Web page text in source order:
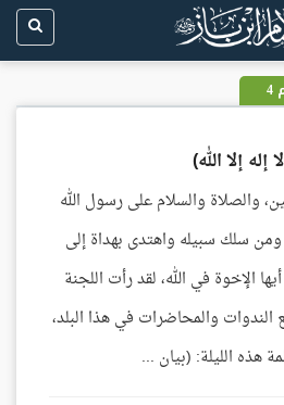
إلا الله)
والصلاة والسلام على رسول الله
سلك سبيله واهتدى بهداة إلى
الإخوة في الله، لقد رأت اللجنة
الندوات والمحاضرات في هذا البلد،
هذه الليلة: (بيان ...